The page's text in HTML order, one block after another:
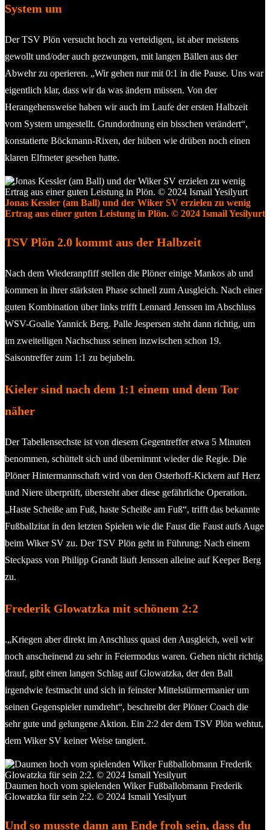
System um
Der TSV Plön versucht hoch zu verteidigen, ist aber meistens
gewollt und/oder auch gezwungen, mit langen Bällen aus der
Abwehr zu operieren. „Wir gehen nur mit 0:1 in die Pause. Uns war
eigentlich klar, dass wir da was ändern müssen. Von der
Herangehensweise haben wir auch im Laufe der ersten Halbzeit
vom System umgestellt. Grundordnung ein bisschen verändert“,
konstatierte Böckmann-Rixen, der hüben wie drüben noch einen
klaren Elfmeter gesehen hatte.
Jonas Kessler (am Ball) und der Wiker SV erzielen zu wenig
Ertrag aus einer guten Leistung in Plön. © 2024 Ismail Yesilyurt
TSV Plön 2.0 kommt aus der Halbzeit
Nach dem Wiederanpfiff stellen die Plöner einige Mankos ab und
kommen in ihrer stärksten Phase schnell zum Ausgleich. Nach einer
guten Kombination über links trifft Lennard Jenssen im Abschluss
WSV-Goalie Yannick Berg. Palle Jespersen steht dann richtig, um
im zweiteiligen Nachschuss seinen inzwischen schon 19.
Saisontreffer zum 1:1 zu bejubeln.
Kieler sind nach dem 1:1 einem und dem Tor
näher
Der Tabellensechste ist von diesem Gegentreffer etwa 5 Minuten
benommen, schüttelt sich und übernimmt wieder die Regie. Die
Plöner Hintermannschaft wird von den Osterhoff-Kickern auf Herz
und Niere überprüft, übersteht aber diese gefährliche Operation.
„Haste Scheiße am Fuß, haste Scheiße am Fuß“, trifft das bekannte
Fußballzitat in den letzten Spielen wie die Faust die Faust aufs Auge
beim Wiker SV zu. Der TSV Plön geht in Führung: Nach einem
Steckpass von Philipp Grandt läuft Jenssen alleine auf Keeper Berg
zu.
Frederik Glowatzka mit schönem 2:2
.„Kriegen aber direkt im Anschluss quasi den Ausgleich, weil wir
noch anscheinend zu sehr in Feiermodus waren. Gehen nicht richtig
drauf, gibt einen langen Schlag auf Glowatzka, der den Ball
irgendwie festmacht und sich in feinster Mittelstürmermanier um
seinen Gegenspieler rumdreht“, beschreibt der Plöner Coach die
sehr gute und gelungene Aktion. Ein 2:2 der dem TSV Plön wehtut,
dem Wiker SV keiner Weise tangiert.
Daumen hoch vom spielenden Wiker Fußballobmann Frederik
Glowatzka für sein 2:2. © 2024 Ismail Yesilyurt
Und so musste dann am Ende froh sein, dass du